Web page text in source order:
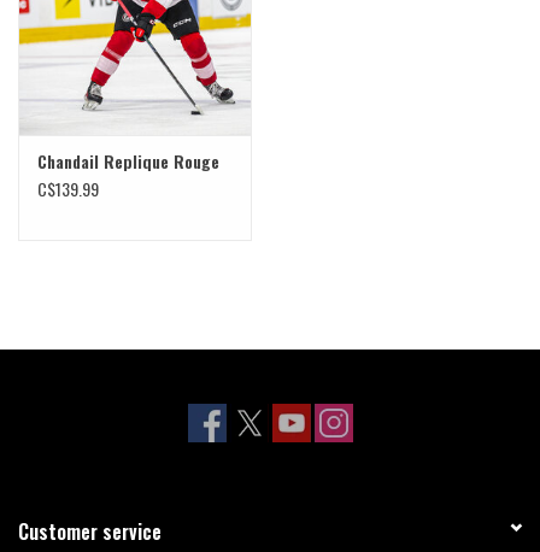
Chandail Replique Rouge
C$139.99
Customer service